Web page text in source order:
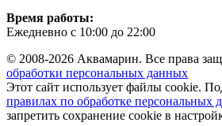
Время работы:
Ежедневно с 10:00 до 22:00
© 2008-2026 Аквамарин. Все права
обработки персональных данных
Этот сайт использует файлы cookie.
правилах по обработке персональных
запретить сохранение cookie в